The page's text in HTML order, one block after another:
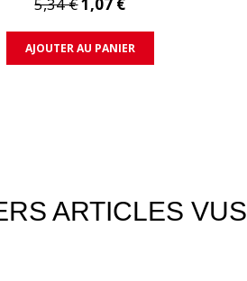
5,34 €1,07 €
AJOUTER AU PANIER
ARTICLES VUS